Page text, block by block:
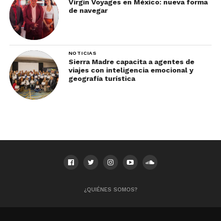
VEGAS EN PAREJA: QUÉ HACER EN LA CIUDAD
DEL PECADO <-<-
Virgin Voyages en México: nueva forma
de navegar
NOTICIAS
Sierra Madre capacita a agentes de
viajes con inteligencia emocional y
geografía turística
¿QUIÉNES SOMOS?